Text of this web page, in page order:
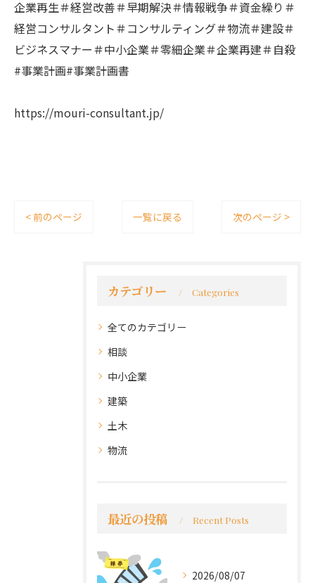
企業再生＃経営改善＃早期解決＃情報戦争＃資金繰り＃
経営コンサルタント＃コンサルティング＃物流＃建設＃
ビジネスマナー＃中小企業＃零細企業＃企業再建＃自殺
#事業計画#事業計画書
https://mouri-consultant.jp/
< 前のページ 一覧に戻る 次のページ >
カテゴリー Categories
全てのカテゴリー
相談
中小企業
建築
土木
物流
最近の投稿 Recent Posts
2026/08/07